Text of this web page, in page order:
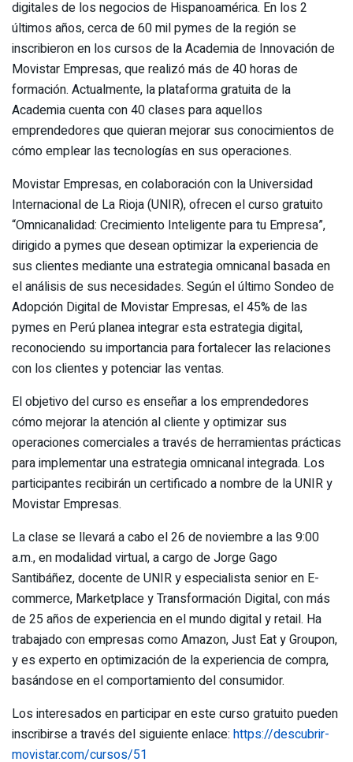
digitales de los negocios de Hispanoamérica. En los 2
últimos años, cerca de 60 mil pymes de la región se
inscribieron en los cursos de la Academia de Innovación de
Movistar Empresas, que realizó más de 40 horas de
formación. Actualmente, la plataforma gratuita de la
Academia cuenta con 40 clases para aquellos
emprendedores que quieran mejorar sus conocimientos de
cómo emplear las tecnologías en sus operaciones.
Movistar Empresas, en colaboración con la Universidad
Internacional de La Rioja (UNIR), ofrecen el curso gratuito
“Omnicanalidad: Crecimiento Inteligente para tu Empresa”,
dirigido a pymes que desean optimizar la experiencia de
sus clientes mediante una estrategia omnicanal basada en
el análisis de sus necesidades. Según el último Sondeo de
Adopción Digital de Movistar Empresas, el 45% de las
pymes en Perú planea integrar esta estrategia digital,
reconociendo su importancia para fortalecer las relaciones
con los clientes y potenciar las ventas.
El objetivo del curso es enseñar a los emprendedores
cómo mejorar la atención al cliente y optimizar sus
operaciones comerciales a través de herramientas prácticas
para implementar una estrategia omnicanal integrada. Los
participantes recibirán un certificado a nombre de la UNIR y
Movistar Empresas.
La clase se llevará a cabo el 26 de noviembre a las 9:00
a.m., en modalidad virtual, a cargo de Jorge Gago
Santibáñez, docente de UNIR y especialista senior en E-
commerce, Marketplace y Transformación Digital, con más
de 25 años de experiencia en el mundo digital y retail. Ha
trabajado con empresas como Amazon, Just Eat y Groupon,
y es experto en optimización de la experiencia de compra,
basándose en el comportamiento del consumidor.
Los interesados en participar en este curso gratuito pueden
inscribirse a través del siguiente enlace: https://descubrir-
movistar.com/cursos/51